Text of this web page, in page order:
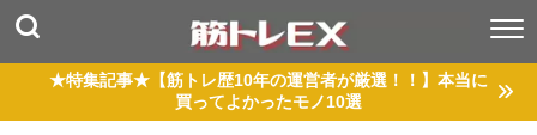
★特集記事★【筋トレ歴10年の運営者が厳選！！】本当に
買ってよかったモノ10選